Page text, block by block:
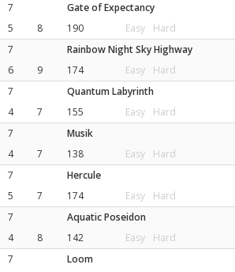
7
Gate of Expectancy
5
8 190 Easy Hard
7
Rainbow Night Sky Highway
6
9 174 Easy Hard
7
Quantum Labyrinth
4
7 155 Easy Hard
7
Musik
4
7 138 Easy Hard
7
Hercule
5
7 174 Easy Hard
7
Aquatic Poseidon
4
8 142 Easy Hard
7
Loom